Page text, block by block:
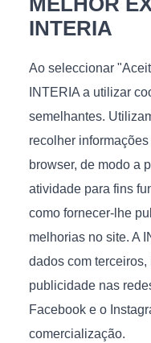
Talvez goste
Air Stone
€225
Disponível
Tamanho (C/P/A), cm.:
48/40x48/40x55/45
INTERIA
Ao seleccionar
INTERIA a utilizar
semelhantes.
recolher
browser, de modo a
atividade para fins
como fornecer-lhe
melhorias no site. A
dados com
publicidade nas
Facebook e o
comercialização.